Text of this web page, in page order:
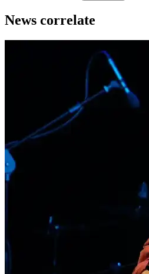
News correlate